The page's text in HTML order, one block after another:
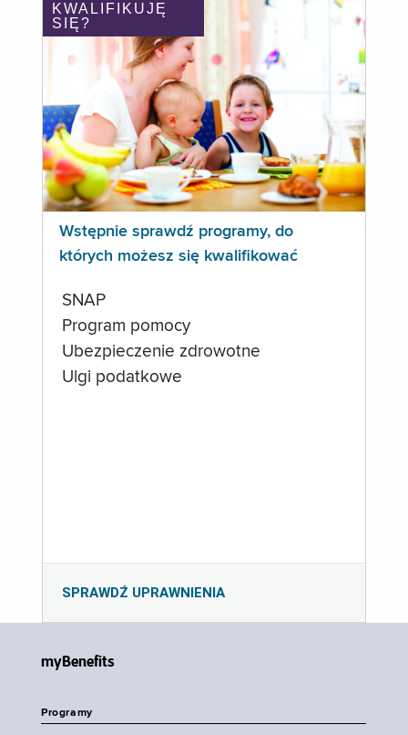
KWALIFIKUJĘ
SIĘ?
Wstępnie sprawdź programy, do
których możesz się kwalifikować
SNAP
Program pomocy
Ubezpieczenie zdrowotne
Ulgi podatkowe
SPRAWDŹ UPRAWNIENIA
myBenefits
Programy